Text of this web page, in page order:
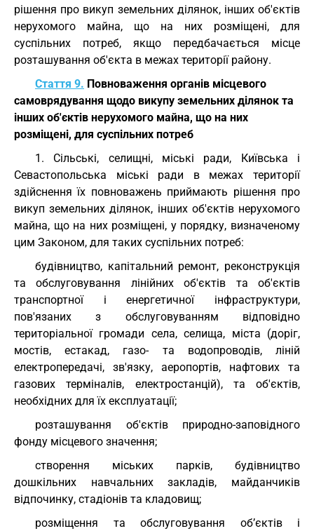
рішення про викуп земельних ділянок, інших об'єктів
нерухомого майна, що на них розміщені, для
суспільних потреб, якщо передбачається місце
розташування об'єкта в межах території району.
Стаття 9. Повноваження органів місцевого
самоврядування щодо викупу земельних ділянок та
інших об'єктів нерухомого майна, що на них
розміщені, для суспільних потреб
1. Сільські, селищні, міські ради, Київська і
Севастопольська міські ради в межах території
здійснення їх повноважень приймають рішення про
викуп земельних ділянок, інших об'єктів нерухомого
майна, що на них розміщені, у порядку, визначеному
цим Законом, для таких суспільних потреб:
будівництво, капітальний ремонт, реконструкція
та обслуговування лінійних об'єктів та об'єктів
транспортної і енергетичної інфраструктури,
пов'язаних з обслуговуванням відповідно
територіальної громади села, селища, міста (доріг,
мостів, естакад, газо- та водопроводів, ліній
електропередачі, зв'язку, аеропортів, нафтових та
газових терміналів, електростанцій), та об'єктів,
необхідних для їх експлуатації;
розташування об'єктів природно-заповідного
фонду місцевого значення;
створення міських парків, будівництво
дошкільних навчальних закладів, майданчиків
відпочинку, стадіонів та кладовищ;
розміщення та обслуговування об’єктів і